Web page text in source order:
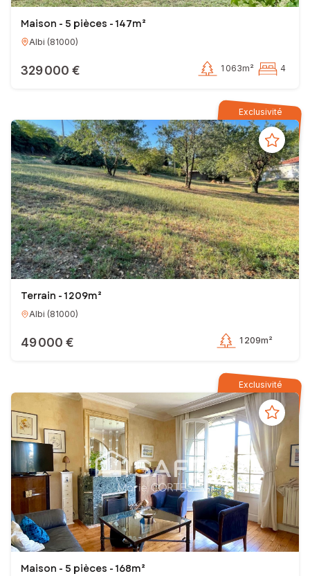
Maison - 5 pièces - 147m²
Albi (81000)
329 000 € 1 063m² 4
Exclusivité
Terrain - 1 209m²
Albi (81000)
49 000 € 1 209m²
Exclusivité
Maison - 5 pièces - 168m²